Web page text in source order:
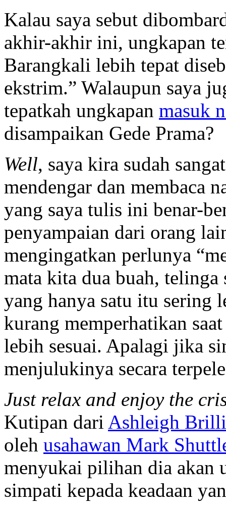
Kalau saya sebut
akhir-akhir ini, ungkapan
Barangkali lebih tepat
ekstrim.” Walaupun saya
tepatkah ungkapan masuk
disampaikan Gede Prama?
Well, saya kira sudah
mendengar dan membaca
yang saya tulis ini benar-
penyampaian dari orang
mengingatkan perlunya
mata kita dua buah,
yang hanya satu itu sering
kurang memperhatikan
lebih sesuai. Apalagi jika
menjulukinya secara
Just relax and enjoy the
Kutipan dari Ashleigh
oleh usahawan Mark
menyukai pilihan dia akan
simpati kepada keadaan